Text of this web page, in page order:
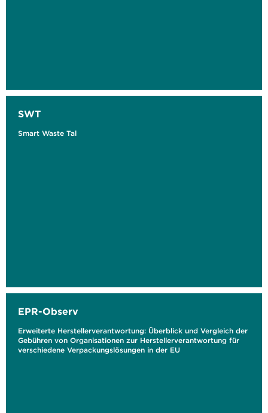
SWT
Smart Waste Tal
EPR-Observ
Erweiterte Herstellerverantwortung: Überblick und Vergleich der
Gebühren von Organisationen zur Herstellerverantwortung für
verschiedene Verpackungslösungen in der EU